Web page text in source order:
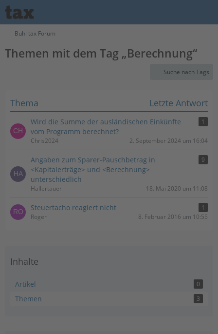
Buhl tax Forum
Themen mit dem Tag „Berechnung“
Suche nach Tags
Thema Letzte Antwort
Wird die Summe der ausländischen Einkünfte
vom Programm berechnet?
1
Chris2024 2. September 2024 um 16:04
Angaben zum Sparer-Pauschbetrag in
<Kapitalerträge> und <Berechnung>
unterschiedlich
9
Hallertauer 18. Mai 2020 um 11:08
Steuertacho reagiert nicht
1
Roger
8. Februar 2016 um 10:55
Inhalte
Artikel 0
Themen 3